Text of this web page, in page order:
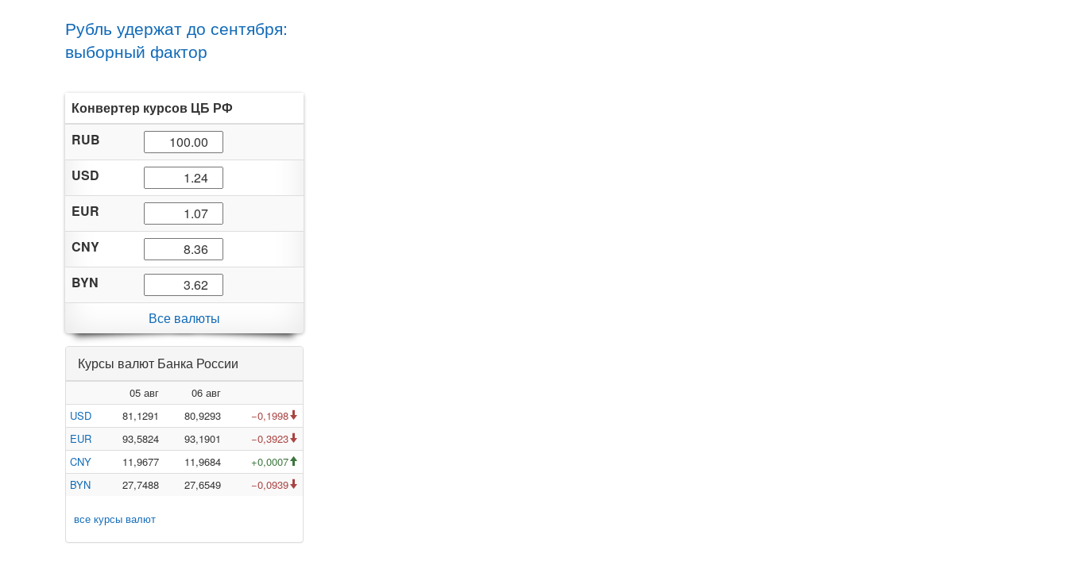
Рубль удержат до сентября:
выборный фактор
Конвертер курсов ЦБ РФ
RUB
USD
EUR
CNY
BYN
Все валюты
Курсы валют Банка России
05 авг
06 авг
USD
81,1291 80,9293
−0,1998
EUR
93,5824 93,1901
−0,3923
CNY
11,9677 11,9684
+0,0007
BYN
27,7488 27,6549 −0,0939
все курсы валют